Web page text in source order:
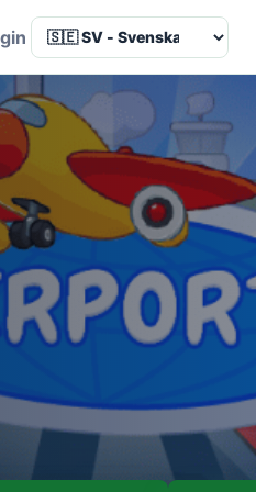
Language